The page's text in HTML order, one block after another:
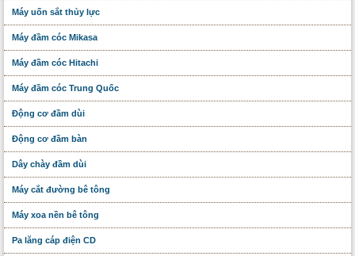
Máy uốn sắt thủy lực
Máy đầm cóc Mikasa
Máy đầm cóc Hitachi
Máy đầm cóc Trung Quốc
Động cơ đầm dùi
Động cơ đầm bàn
Dây chày đầm dùi
Máy cắt đường bê tông
Máy xoa nền bê tông
Pa lăng cáp điện CD